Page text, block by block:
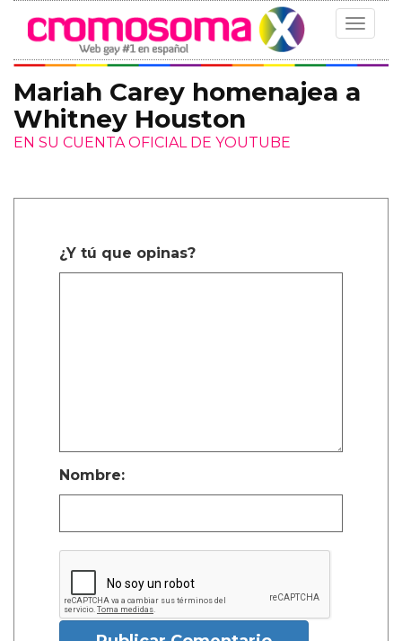
Toggle
Mariah Carey homenajea a
Whitney Houston
EN SU CUENTA OFICIAL DE YOUTUBE
¿Y tú que opinas?
Nombre: